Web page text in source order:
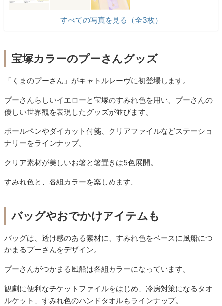
すべての写真を見る（全3枚）
宝塚カラーのプーさんグッズ
「くまのプーさん」がキャトルレーヴに初登場します。
プーさんらしいイエローと宝塚のすみれ色を用い、プーさんの
優しい世界観を表現したグッズが並びます。
ボールペンやダイカット付箋、クリアファイルなどステーショ
ナリーをラインナップ。
クリア素材が美しいお箸と箸置きは5色展開。
すみれ色と、各組カラーを楽しめます。
バッグやおでかけアイテムも
バッグは、透け感のある素材に、すみれ色をベースに風船につ
かまるプーさんをデザイン。
プーさんがつかまる風船は各組カラーになっています。
観劇に便利なチケットファイルをはじめ、冷房対策になるタオ
ルケット、すみれ色のハンドタオルもラインナップ。